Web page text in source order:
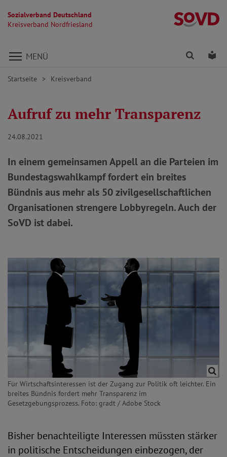
Sozialverband Deutschland
Kreisverband Nordfriesland
Direkt zu den Inhalten springen
MENÜ Finden
Startseite Kreisverband
Aufruf zu mehr Transparenz
24.08.2021
In einem gemeinsamen Appell an die Parteien im
Bundestagswahlkampf fordert ein breites
Bündnis aus mehr als 50 zivilgesellschaftlichen
Organisationen strengere Lobbyregeln. Auch der
SoVD ist dabei.
Für Wirtschaftsinteressen ist der Zugang zur Politik oft leichter. Ein
breites Bündnis fordert mehr Transparenz im
Gesetzgebungsprozess. Foto: gradt / Adobe Stock
Bisher benachteiligte Interessen müssten stärker
in politische Entscheidungen einbezogen, der